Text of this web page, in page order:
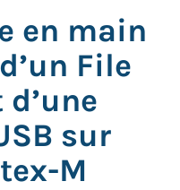
en main
File
d’une
sur
M